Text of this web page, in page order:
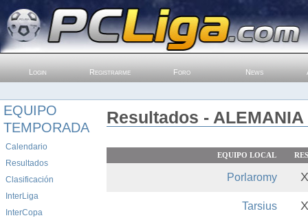
Login Registrarme Foro News
EQUIPO
TEMPORADA
Calendario
Resultados
Clasificación
InterLiga
InterCopa
Resultados -
EQUIPO LOCAL
Porlaromy X
Tarsius X